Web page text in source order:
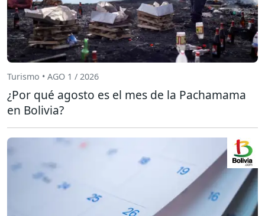
Turismo • AGO 1 / 2026
¿Por qué agosto es el mes de la Pachamama
en Bolivia?